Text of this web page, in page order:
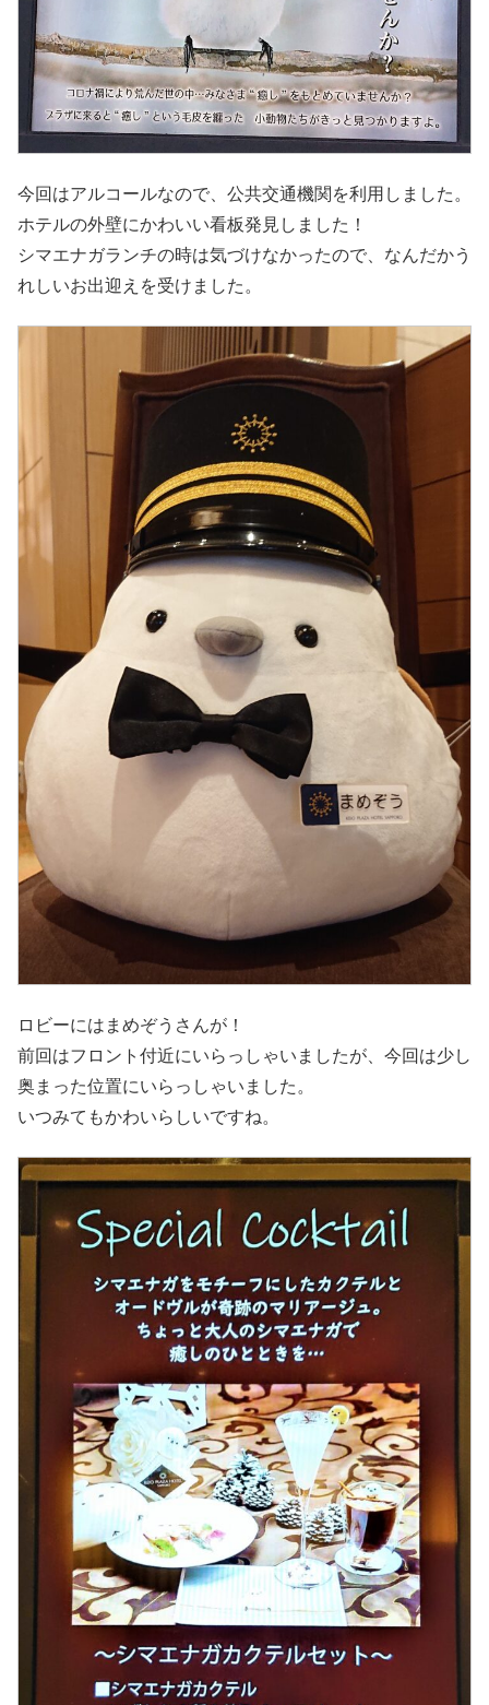
今回はアルコールなので、公共交通機関を利用しました。
ホテルの外壁にかわいい看板発見しました！
シマエナガランチの時は気づけなかったので、なんだかう
れしいお出迎えを受けました。
ロビーにはまめぞうさんが！
前回はフロント付近にいらっしゃいましたが、今回は少し
奥まった位置にいらっしゃいました。
いつみてもかわいらしいですね。